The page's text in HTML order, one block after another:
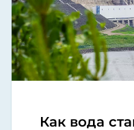
Как вода